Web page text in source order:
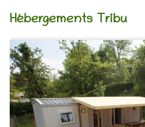
Hébergements Tribu